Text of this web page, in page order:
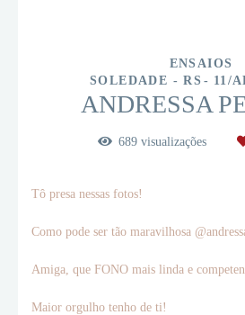
ENSAIOS
SOLEDADE - RS
11/
ANDRESSA
689visualizações
Tô presa nessas fotos!
Como pode ser tão maravilhosa
Amiga, que FONO mais linda e
Maior orgulho tenho de ti!